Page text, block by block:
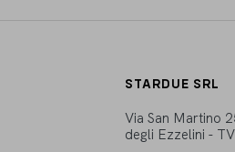
STARDUE SRL
Via San Martino
degli Ezzelini -